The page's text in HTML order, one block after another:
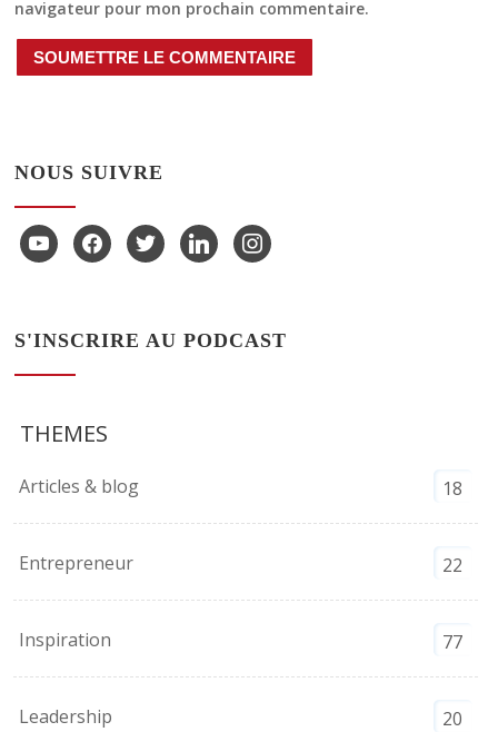
navigateur pour mon prochain commentaire.
SOUMETTRE LE COMMENTAIRE
NOUS SUIVRE
youtubefacebooktwitter linkedin instagram
S'INSCRIRE AU PODCAST
THEMES
Articles & blog 18
Entrepreneur 22
Inspiration 77
Leadership 20